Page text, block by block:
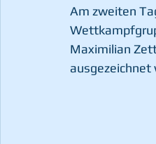
Am zweiten
Maximilian